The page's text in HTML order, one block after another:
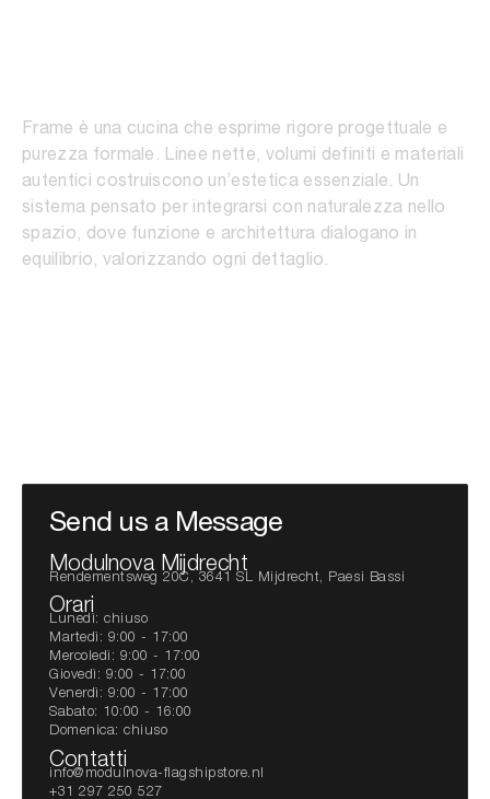
Frame è una cucina che esprime rigore progettuale e
purezza formale. Linee nette, volumi definiti e materiali
autentici costruiscono un’estetica essenziale. Un
sistema pensato per integrarsi con naturalezza nello
spazio, dove funzione e architettura dialogano in
equilibrio, valorizzando ogni dettaglio.
Send us a Message
Modulnova Mijdrecht
Rendementsweg 20C, 3641 SL Mijdrecht, Paesi Bassi
Orari
Lunedì: chiuso
Martedì: 9:00 - 17:00
Mercoledì: 9:00 - 17:00
Giovedì: 9:00 - 17:00
Venerdì: 9:00 - 17:00
Sabato: 10:00 - 16:00
Domenica: chiuso
Contatti
info@modulnova-flagshipstore.nl
+31 297 250 527